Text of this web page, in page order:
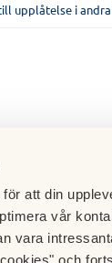
att din
vår
vara
upplåtelse i